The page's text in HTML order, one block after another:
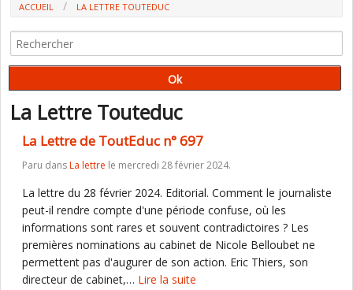
ACCUEIL LA LETTRE TOUTEDUC
La Lettre Touteduc
La Lettre de ToutEduc n° 697
Paru dansLa lettre le mercredi 28 février 2024.
La lettre du 28 février 2024. Editorial. Comment le journaliste
peut-il rendre compte d'une période confuse, où les
informations sont rares et souvent contradictoires ? Les
premières nominations au cabinet de Nicole Belloubet ne
permettent pas d'augurer de son action. Eric Thiers, son
directeur de cabinet,… Lire la suite